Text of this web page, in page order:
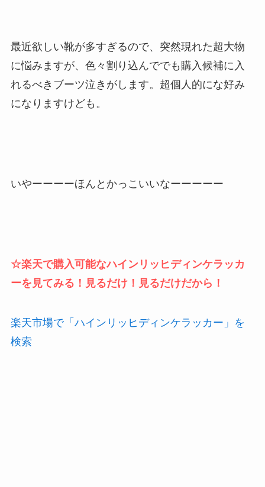
最近欲しい靴が多すぎるので、突然現れた超大物
に悩みますが、色々割り込んででも購入候補に入
れるべきブーツ泣きがします。超個人的にな好み
になりますけども。
いやーーーーほんとかっこいいなーーーーー
☆楽天で購入可能なハインリッヒディンケラッカ
ーを見てみる！見るだけ！見るだけだから！
楽天市場で「ハインリッヒディンケラッカー」を
検索